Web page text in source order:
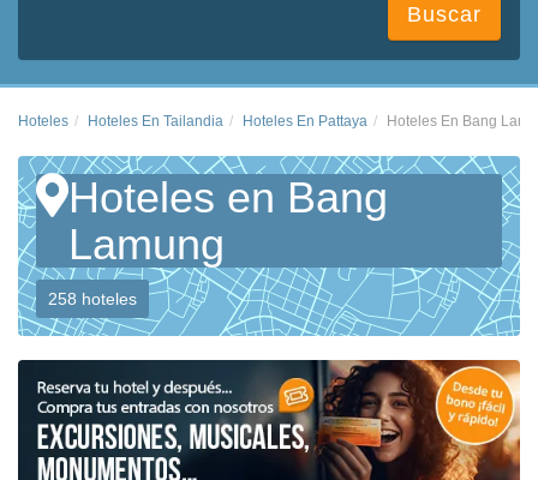
Buscar
Hoteles Hoteles En Tailandia Hoteles En Pattaya Hoteles En Bang
Hoteles en Bang
Lamung
258 hoteles